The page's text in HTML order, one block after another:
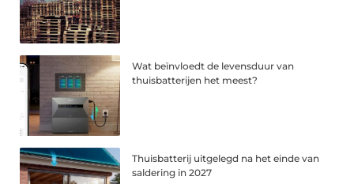
Wat beïnvloedt de levensduur van
thuisbatterijen het meest?
Thuisbatterij uitgelegd na het einde van
saldering in 2027